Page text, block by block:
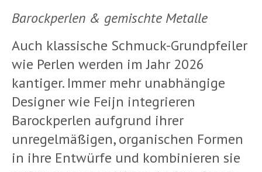
Barockperlen & gemischte Metalle
Auch klassische Schmuck-Grundpfeiler
wie Perlen werden im Jahr 2026
kantiger. Immer mehr unabhängige
Designer wie Feijn integrieren
Barockperlen aufgrund ihrer
unregelmäßigen, organischen Formen
in ihre Entwürfe und kombinieren sie